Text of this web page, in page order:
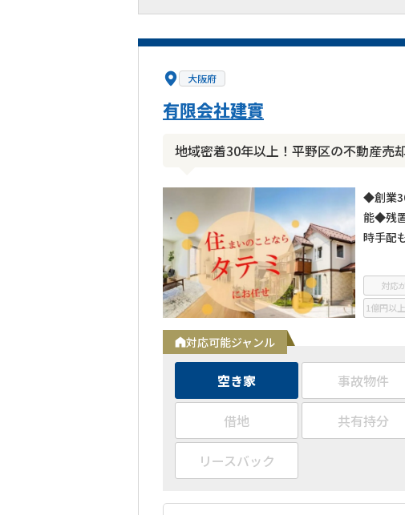
大阪府
有限会社建實
地域密着30年以上！平野区の不動産売
◆創業
能◆残
時手配
交渉
客様に
対応可能ジャンル
空き家 事故物件
借地 共有持分
リースバック
対応
1億円以